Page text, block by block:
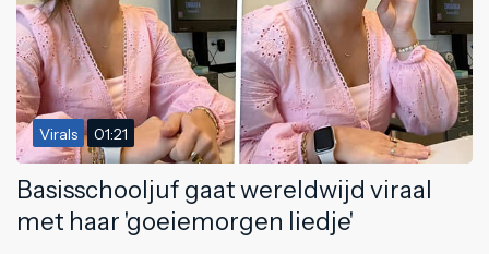
Virals 01:21
Basisschooljuf gaat wereldwijd viraal
met haar 'goeiemorgen liedje'